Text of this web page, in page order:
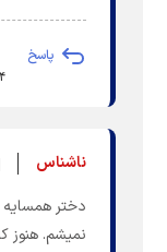
پاسخ
۴
ناشناس
دختر
نمیشم. هنوز که 5 آذر نشده چه